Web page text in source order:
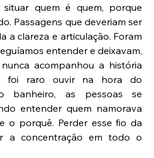
quem é quem, porque
Passagens que deveriam ser
a clareza e articulação. Foram
entender e deixavam,
acompanhou a história
foi raro ouvir na hora do
banheiro, as pessoas se
entender quem namorava
o porquê. Perder esse fio da
a concentração em todo o